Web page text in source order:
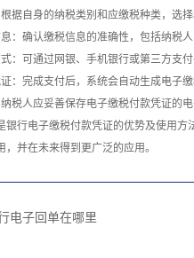
据自身的纳税类别和应缴税种类，选择
：确认缴税信息的准确性，包括纳税
：可通过网银、手机银行或第三方支
：完成支付后，系统会自动生成电子
税人应妥善保存电子缴税付款凭证的
银行电子缴税付款凭证的优势及使用
并在未来得到更广泛的应用。‍
电子回单在哪里